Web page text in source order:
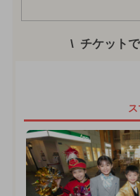
チケット